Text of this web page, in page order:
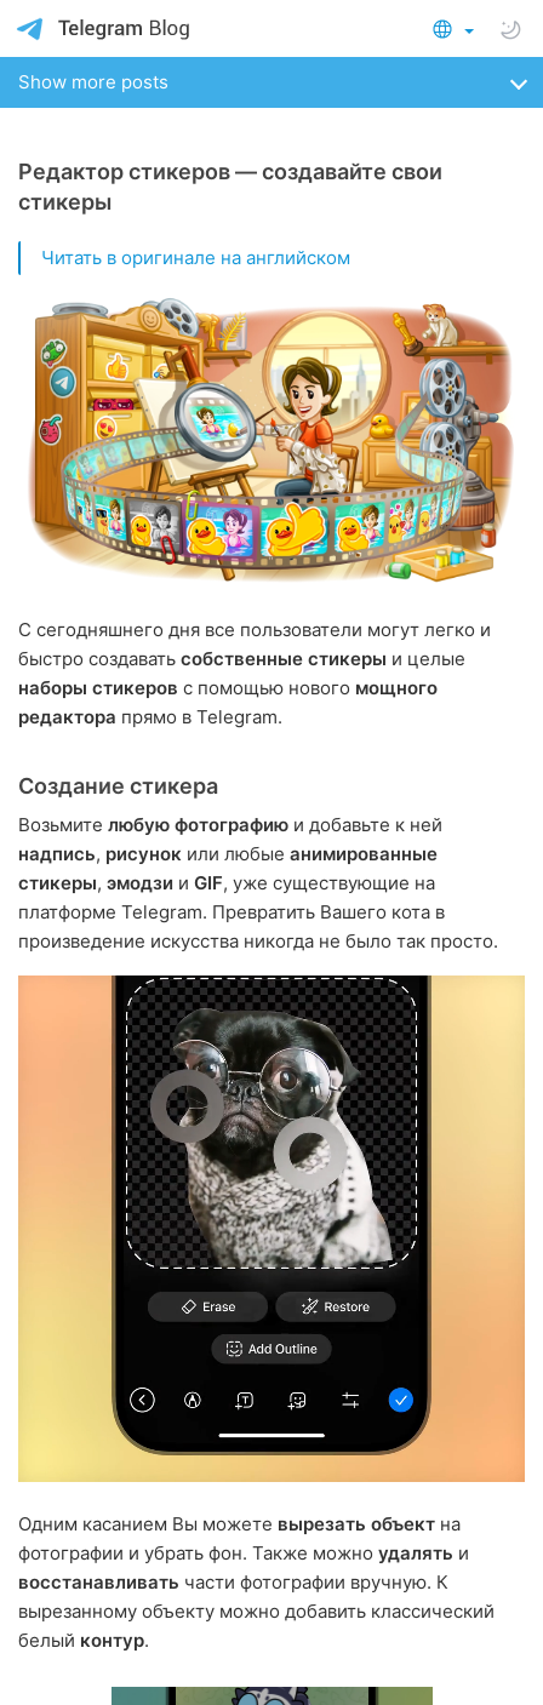
Show more posts
Редактор стикеров — создавайте свои
стикеры
Читать в оригинале на английском
С сегодняшнего дня все пользователи могут легко и
быстро создавать собственные стикеры и целые
наборы стикеров с помощью нового мощного
редактора прямо в Telegram.
Создание стикера
Возьмите любую фотографию и добавьте к ней
надпись, рисунок или любые анимированные
стикеры, эмодзи и GIF, уже существующие на
платформе Telegram. Превратить Вашего кота в
произведение искусства никогда не было так просто.
Одним касанием Вы можете вырезать объект на
фотографии и убрать фон. Также можно удалять и
восстанавливать части фотографии вручную. К
вырезанному объекту можно добавить классический
белый контур.